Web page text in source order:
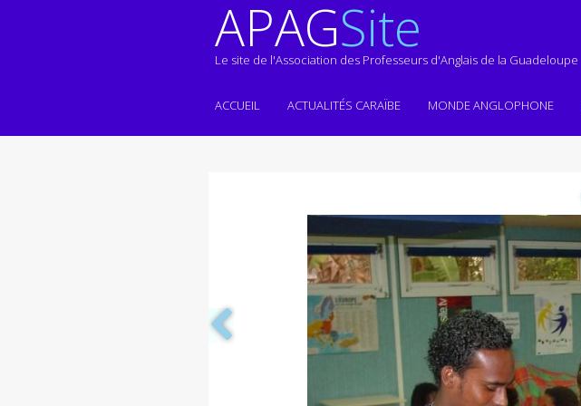
APAGSite
Le site de l'Association des Professeurs d'Anglais de la Guadeloupe
ACCUEIL ACTUALITÉS CARAÏBE MONDE ANGLOPHONE